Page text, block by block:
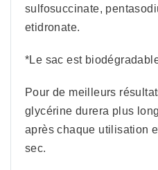
sulfosuccinate,
etidronate.
*Le sac est
Pour de meilleurs
glycérine durera plus
après chaque utilisation
sec.